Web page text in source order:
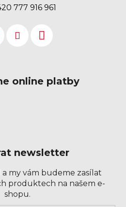
777 916 961
online platby
newsletter
a my vám budeme zasílat
produktech na našem e-
shopu.